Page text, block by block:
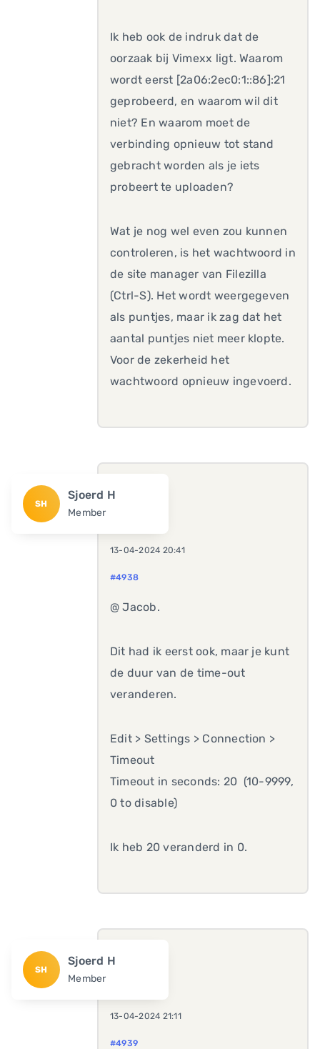
Ik heb ook de indruk dat de
oorzaak bij Vimexx ligt. Waarom
wordt eerst [2a06:2ec0:1::86]:21
geprobeerd, en waarom wil dit
niet? En waarom moet de
verbinding opnieuw tot stand
gebracht worden als je iets
probeert te uploaden?
Wat je nog wel even zou kunnen
controleren, is het wachtwoord in
de site manager van Filezilla
(Ctrl-S). Het wordt weergegeven
als puntjes, maar ik zag dat het
aantal puntjes niet meer klopte.
Voor de zekerheid het
wachtwoord opnieuw ingevoerd.
SH
Sjoerd H
Member
13-04-2024 20:41
#4938
@ Jacob.
Dit had ik eerst ook, maar je kunt
de duur van de time-out
veranderen.
Edit > Settings > Connection >
Timeout
Timeout in seconds: 20 (10-9999,
0 to disable)
Ik heb 20 veranderd in 0.
SH
Sjoerd H
Member
13-04-2024 21:11
#4939